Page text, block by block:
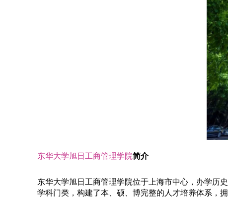
东华大学旭日工商管理学院简介
东华大学旭日工商管理学院位于上海市中心，办学历
学科门类，构建了本、硕、博完整的人才培养体系，